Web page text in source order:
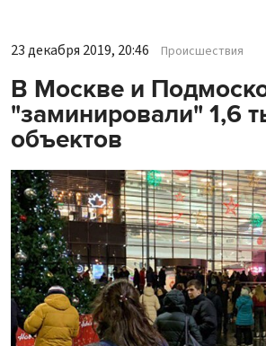
23 декабря 2019, 20:46 Происшествия
В Москве и
"заминировали" 1,6
объектов